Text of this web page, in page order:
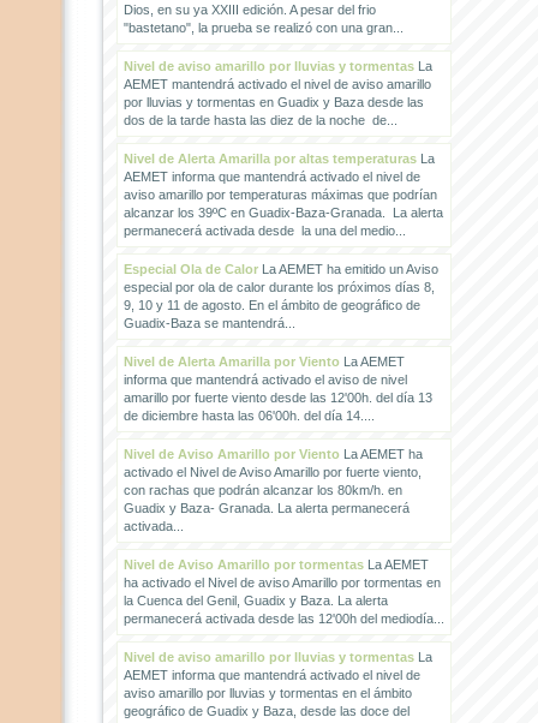
Dios, en su ya XXIII edición. A pesar del frio
"bastetano", la prueba se realizó con una gran...
Nivel de aviso amarillo por lluvias y tormentasLa
AEMET mantendrá activado el nivel de aviso amarillo
por lluvias y tormentas en Guadix y Baza desde las
dos de la tarde hasta las diez de la noche de...
Nivel de Alerta Amarilla por altas temperaturasLa
AEMET informa que mantendrá activado el nivel de
aviso amarillo por temperaturas máximas que podrían
alcanzar los 39ºC en Guadix-Baza-Granada. La alerta
permanecerá activada desde la una del medio...
Especial Ola de CalorLa AEMET ha emitido un Aviso
especial por ola de calor durante los próximos días 8,
9, 10 y 11 de agosto. En el ámbito de geográfico de
Guadix-Baza se mantendrá...
Nivel de Alerta Amarilla por VientoLa AEMET
informa que mantendrá activado el aviso de nivel
amarillo por fuerte viento desde las 12'00h. del día 13
de diciembre hasta las 06'00h. del día 14....
Nivel de Aviso Amarillo por VientoLa AEMET ha
activado el Nivel de Aviso Amarillo por fuerte viento,
con rachas que podrán alcanzar los 80km/h. en
Guadix y Baza- Granada. La alerta permanecerá
activada...
Nivel de Aviso Amarillo por tormentasLa AEMET
ha activado el Nivel de aviso Amarillo por tormentas en
la Cuenca del Genil, Guadix y Baza. La alerta
permanecerá activada desde las 12'00h del mediodía...
Nivel de aviso amarillo por lluvias y tormentasLa
AEMET informa que mantendrá activado el nivel de
aviso amarillo por lluvias y tormentas en el ámbito
geográfico de Guadix y Baza, desde las doce del